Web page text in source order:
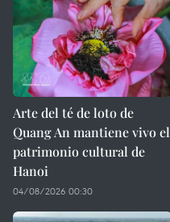
Arte del té de loto de
Quang An mantiene vivo el
patrimonio cultural de
Hanoi
04/08/2026 00:30